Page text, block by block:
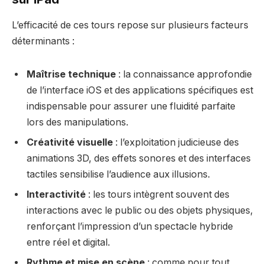
L’efficacité de ces tours repose sur plusieurs facteurs
déterminants :
Maîtrise technique : la connaissance approfondie
de l’interface iOS et des applications spécifiques est
indispensable pour assurer une fluidité parfaite
lors des manipulations.
Créativité visuelle : l’exploitation judicieuse des
animations 3D, des effets sonores et des interfaces
tactiles sensibilise l’audience aux illusions.
Interactivité : les tours intègrent souvent des
interactions avec le public ou des objets physiques,
renforçant l’impression d’un spectacle hybride
entre réel et digital.